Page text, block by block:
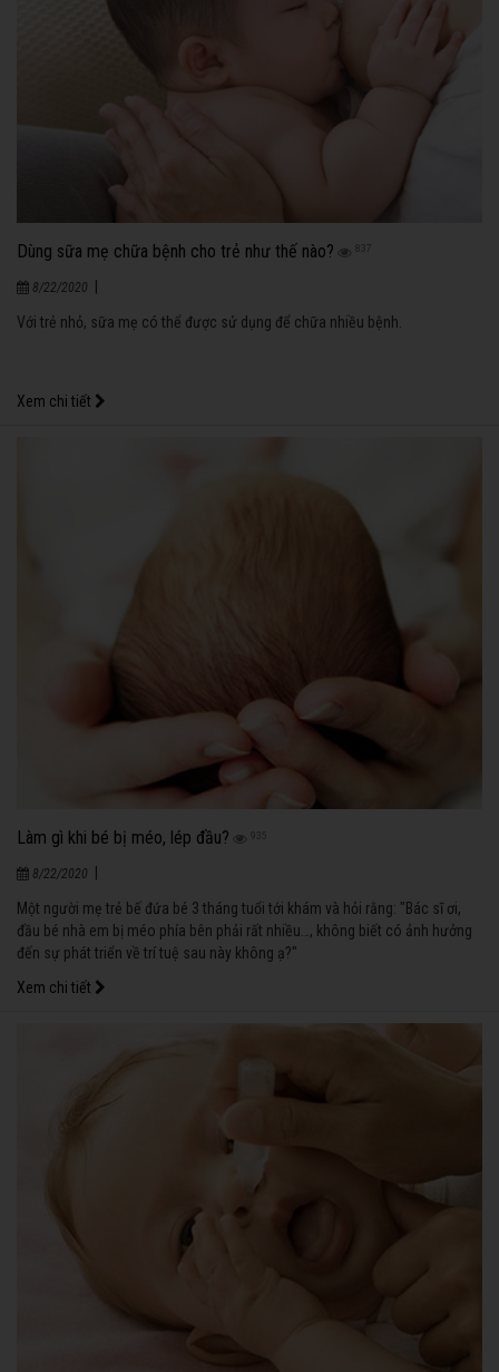
Dùng sữa mẹ chữa bệnh cho trẻ như thế nào? 837
8/22/2020
Với trẻ nhỏ, sữa mẹ có thể được sử dụng để chữa nhiều bệnh.
Xem chi tiết
Làm gì khi bé bị méo, lép đầu? 935
8/22/2020
Một người mẹ trẻ bế đứa bé 3 tháng tuổi tới khám và hỏi rằng: "Bác sĩ ơi,
đầu bé nhà em bị méo phía bên phải rất nhiều…, không biết có ảnh hưởng
đến sự phát triển về trí tuệ sau này không ạ?"
Xem chi tiết